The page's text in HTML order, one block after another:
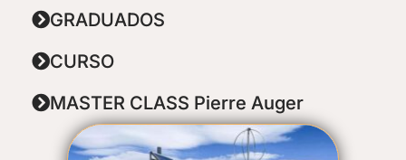
GRADUADOS
CURSO
MASTER CLASS Pierre Auger